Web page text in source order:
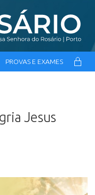
PROVAS E EXAMES
Jesus